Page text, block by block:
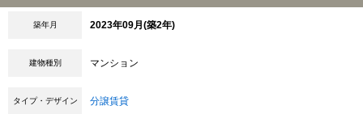
築年月 2023年09月(築2年)
建物種別 マンション
タイプ・デザイン 分譲賃貸